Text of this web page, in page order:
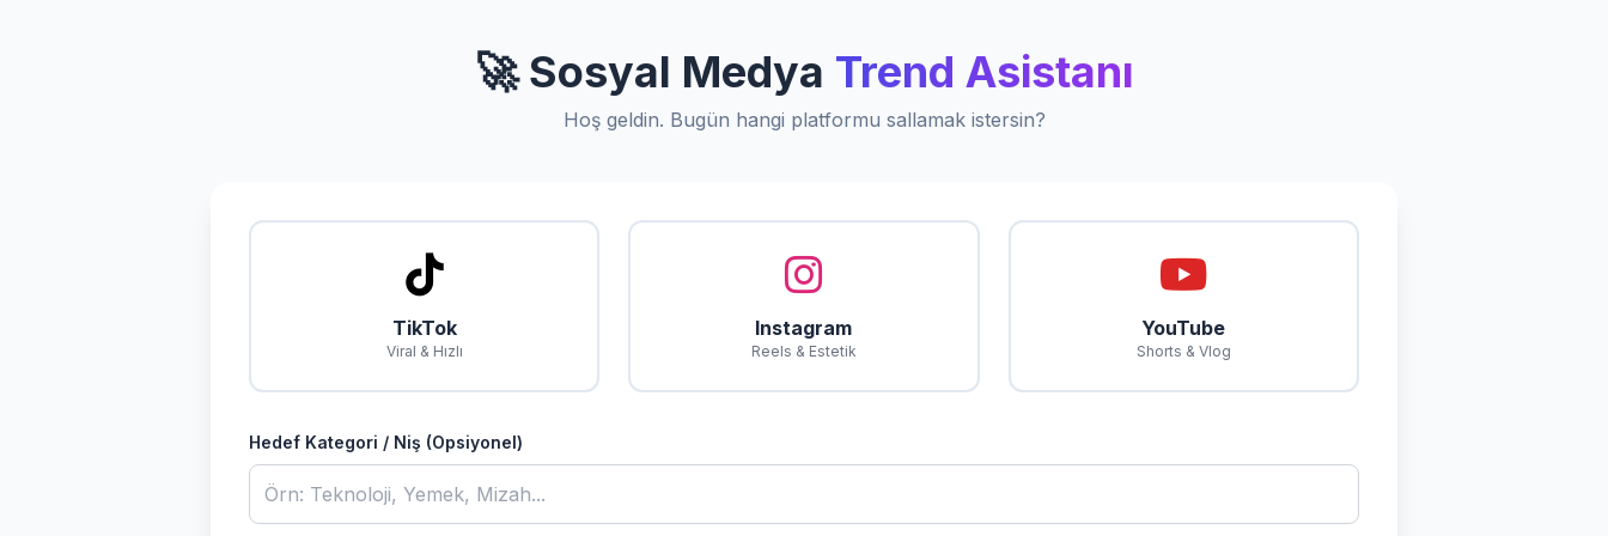
🚀 Sosyal Medya Trend Asistanı
Hoş geldin. Bugün hangi platformu sallamak istersin?
TikTok
Viral & Hızlı
Instagram
Reels & Estetik
YouTube
Shorts & Vlog
Hedef Kategori / Niş (Opsiyonel)